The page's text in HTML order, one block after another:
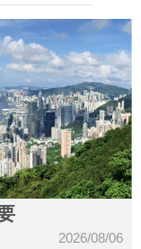
2026/08/06